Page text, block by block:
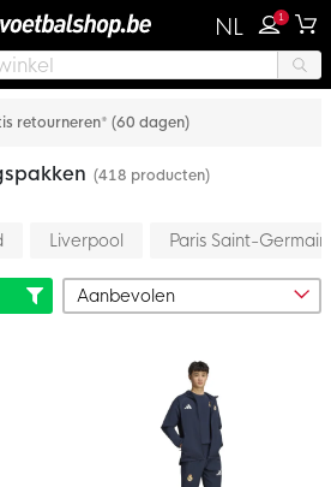
NL 1
retourneren* (60 dagen)
(418 producten)
Liverpool Paris Saint-Germain